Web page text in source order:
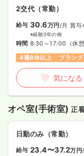
2交代（常勤）
給与 30.6万円/月 賞与
※経験3年の例
時間 8:30～17:00 （休
4週8休以上
ブラン
気になる
オペ室(手術室)正
日勤のみ（常勤）
給与 23.4〜37.2万円